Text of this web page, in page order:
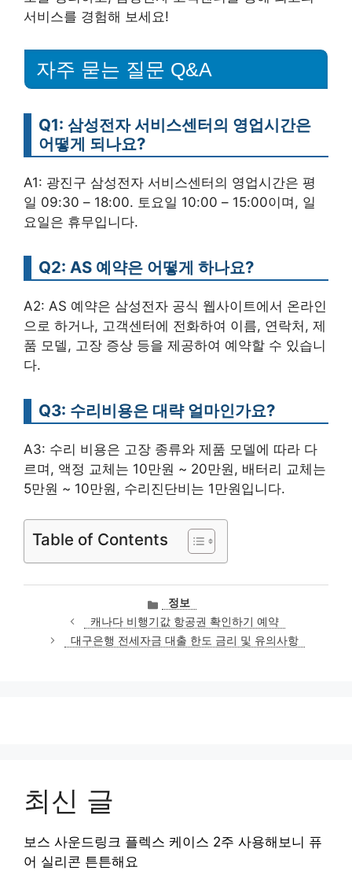
서비스를 경험해 보세요!
자주 묻는 질문 Q&A
Q1: 삼성전자 서비스센터의 영업시간은
어떻게 되나요?
A1: 광진구 삼성전자 서비스센터의 영업시간은 평
일 09:30 – 18:00. 토요일 10:00 – 15:00이며, 일
요일은 휴무입니다.
Q2: AS 예약은 어떻게 하나요?
A2: AS 예약은 삼성전자 공식 웹사이트에서 온라인
으로 하거나, 고객센터에 전화하여 이름, 연락처, 제
품 모델, 고장 증상 등을 제공하여 예약할 수 있습니
다.
Q3: 수리비용은 대략 얼마인가요?
A3: 수리 비용은 고장 종류와 제품 모델에 따라 다
르며, 액정 교체는 10만원 ~ 20만원, 배터리 교체는
5만원 ~ 10만원, 수리진단비는 1만원입니다.
Table of Contents
카
테
고
리
정보
캐나다 비행기값 항공권 확인하기 예약
대구은행 전세자금 대출 한도 금리 및 유의사항
최신 글
보스 사운드링크 플렉스 케이스 2주 사용해보니 퓨
어 실리콘 튼튼해요